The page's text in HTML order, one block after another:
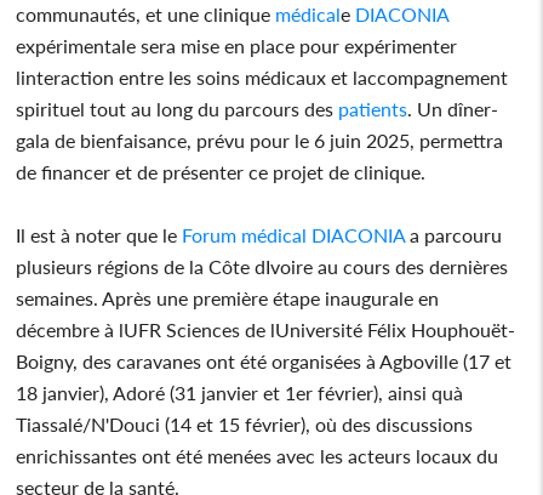
communautés, et une clinique médicale DIACONIA
expérimentale sera mise en place pour expérimenter
linteraction entre les soins médicaux et laccompagnement
spirituel tout au long du parcours des patients . Un dîner-
gala de bienfaisance, prévu pour le 6 juin 2025, permettra
de financer et de présenter ce projet de clinique.
Il est à noter que le Forum médical DIACONIA a parcouru
plusieurs régions de la Côte dIvoire au cours des dernières
semaines. Après une première étape inaugurale en
décembre à lUFR Sciences de lUniversité Félix Houphouët-
Boigny, des caravanes ont été organisées à Agboville (17 et
18 janvier), Adoré (31 janvier et 1er février), ainsi quà
Tiassalé/N'Douci (14 et 15 février), où des discussions
enrichissantes ont été menées avec les acteurs locaux du
secteur de la santé.